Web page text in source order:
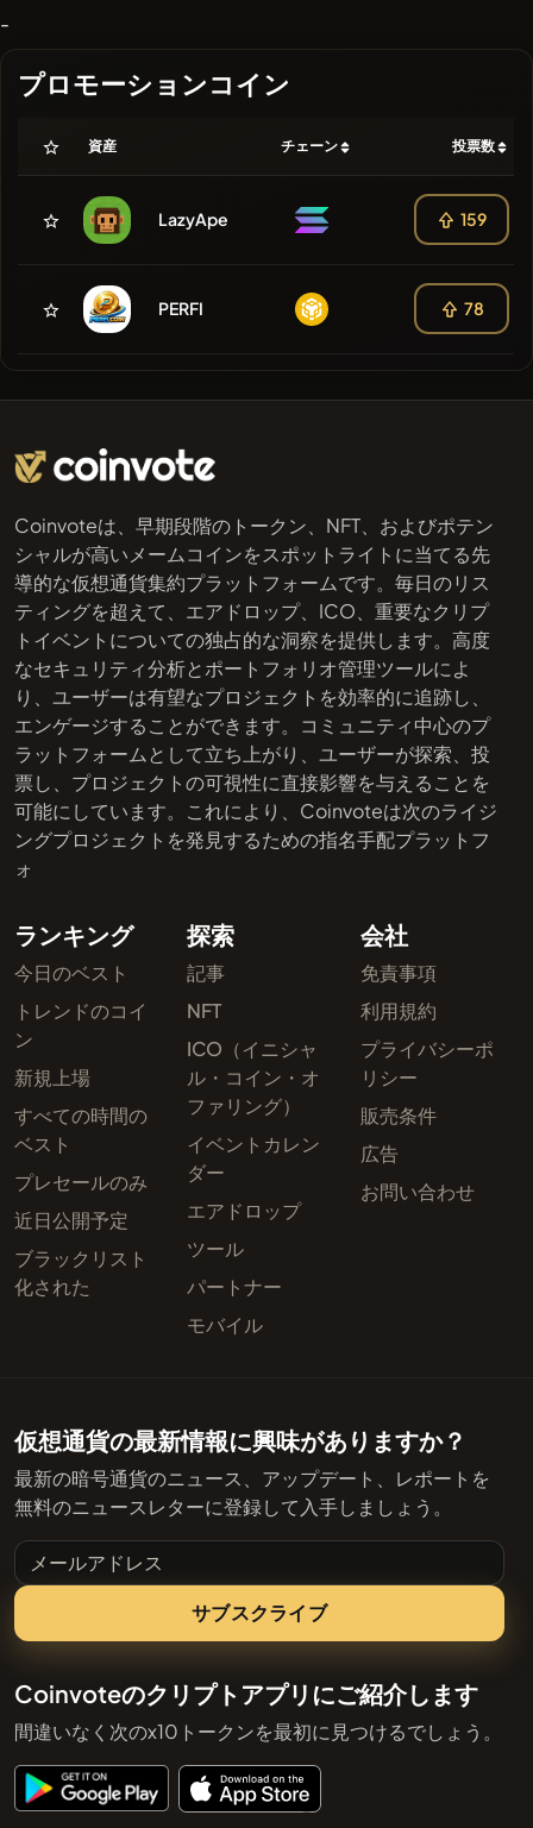
-
プロモーションコイン
資産 チェーン 投票数
LazyApe 159
PERFI 78
Coinvoteは、早期段階のトークン、NFT、およびポテン
シャルが高いメームコインをスポットライトに当てる先
導的な仮想通貨集約プラットフォームです。毎日のリス
ティングを超えて、エアドロップ、ICO、重要なクリプ
トイベントについての独占的な洞察を提供します。高度
なセキュリティ分析とポートフォリオ管理ツールによ
り、ユーザーは有望なプロジェクトを効率的に追跡し、
エンゲージすることができます。コミュニティ中心のプ
ラットフォームとして立ち上がり、ユーザーが探索、投
票し、プロジェクトの可視性に直接影響を与えることを
可能にしています。これにより、Coinvoteは次のライジ
ングプロジェクトを発見するための指名手配プラットフ
ォ
ランキング
今日のベスト
トレンドのコイ
ン
新規上場
すべての時間の
ベスト
プレセールのみ
近日公開予定
ブラックリスト
化された
探索
記事
NFT
ICO（イニシャ
ル・コイン・オ
ファリング）
イベントカレン
ダー
エアドロップ
ツール
パートナー
モバイル
会社
免責事項
利用規約
プライバシーポ
リシー
販売条件
広告
お問い合わせ
仮想通貨の最新情報に興味がありますか？
最新の暗号通貨のニュース、アップデート、レポートを
無料のニュースレターに登録して入手しましょう。
メールアドレス
サブスクライブ
Coinvoteのクリプトアプリにご紹介します
間違いなく次のx10トークンを最初に見つけるでしょう。